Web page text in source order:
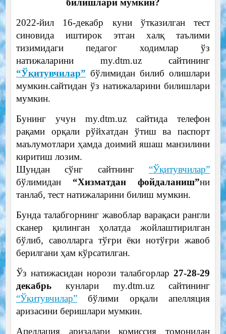
билишлари мумкин?
2022-йил 16-декабр куни ўтказилган тест
синовида иштирок этган халқ таълими
тизимидаги педагог ходимлар ўз
натижаларини my.dtm.uz сайтининг
“Ўқитувчилар” бўлимидан билиб олишлари
мумкин.сайтидан ўз натижаларини билишлари
мумкин.
Бунинг учун my.dtm.uz сайтида телефон
рақами орқали рўйхатдан ўтиш ва паспорт
маълумотлари ҳамда доимий яшаш манзилини
киритиш лозим.
Шундан сўнг сайтнинг “Ўқитувчилар”
бўлимидан “Хизматдан фойдаланиш”ни
танлаб, тест натижаларини билиш мумкин.
Бунда талабгорнинг жавоблар варақаси рангли
сканер қилинган ҳолатда жойлаштирилган
бўлиб, саволларга тўғри ёки нотўғри жавоб
берилгани ҳам кўрсатилган.
Ўз натижасидан норози талабгорлар27-28-29
декабрькунлари my.dtm.uz сайтининг
“Ўқитувчилар”бўлими орқали апелляция
аризасини беришлари мумкин.
Aпеллация аризалари комиссия томонидан